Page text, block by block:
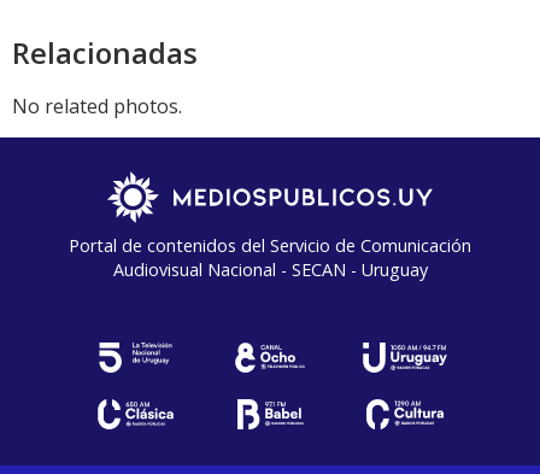
Relacionadas
No related photos.
Portal de contenidos del Servicio de Comunicación
Audiovisual Nacional - SECAN - Uruguay